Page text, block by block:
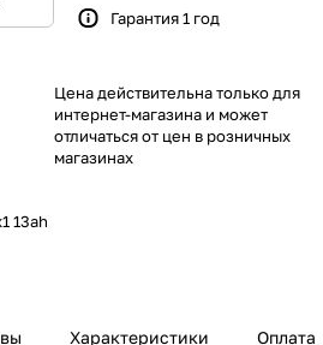
13ah
Гарантия 1 год
Цена действительна только для
интернет-магазина и может
отличаться от цен в розничных
магазинах
Характеристики Оплата